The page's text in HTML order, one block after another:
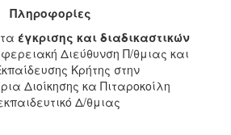
Πληροφορίες
έγκρισης και διαδικαστικών
Διεύθυνση Π/θμιας και
Κρήτης στην
Διοίκησης κα Πιταροκοίλη
Δ/θμιας